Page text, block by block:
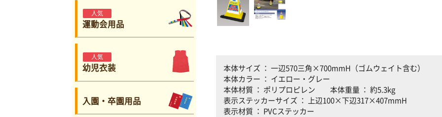
人気
運動会用品
人気
幼児衣装
入園・卒園用品
本体サイズ ： 一辺570三角×700mmH（ゴムウェイト含む）
本体カラー ： イエロー・グレー
本体材質 ： ポリプロピレン 本体重量 ： 約5.3kg
表示ステッカーサイズ ： 上辺100×下辺317×407mmH
表示材質 ： PVCステッカー